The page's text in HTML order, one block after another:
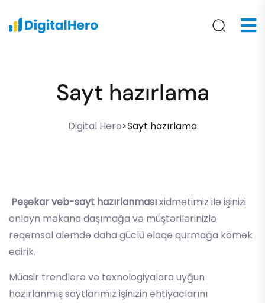
Sayt hazırlama
Digital Hero>Sayt hazırlama
Peşəkar veb-sayt hazırlanmasıxidmətimiz ilə işinizi
onlayn məkana daşımağa və müştərilərinizlə
rəqəmsal aləmdə daha güclü əlaqə qurmağa kömək
edirik.
Müasir trendlərə və texnologiyalara uyğun
hazırlanmış saytlarımız işinizin ehtiyaclarını